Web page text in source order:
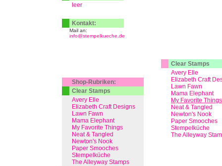
Clear Stamps
Avery Elle
Elizabeth Craft
Lawn Fawn
Mama Elephant
My Favorite Things
Neat & Tangled
Newton's Nook
Paper Smooches
Stempelküche
The Alleyway
leer
Kontakt:
Mail an:
info@stempelkueche.de
Shop-Rubriken:
Clear Stamps
Avery Elle
Elizabeth Craft Designs
Lawn Fawn
Mama Elephant
My Favorite Things
Neat & Tangled
Newton's Nook
Paper Smooches
Stempelküche
The Alleyway Stamps